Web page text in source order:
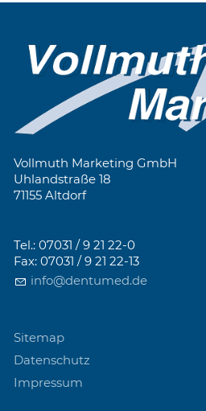
Vollmuth Marketing GmbH
Uhlandstraße 18
71155 Altdorf
Tel.: 07031 / 9 21 22-0
Fax: 07031 / 9 21 22-13
info@dentumed.de
Sitemap
Datenschutz
Impressum